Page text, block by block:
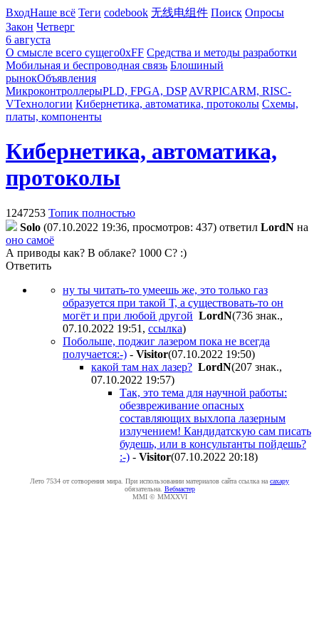
ВходНаше всё Теги codebook 无线电组件 Поиск Опросы
Закон Четверг
6 августа
О смысле всего сущего0xFF Средства и методы разработки
Мобильная и беспроводная связь Блошиный
рынокОбъявления
МикроконтроллерыPLD, FPGA, DSP AVRPICARM, RISC-
VТехнологии Кибернетика, автоматика, протоколы Схемы,
платы, компоненты
Кибернетика, автоматика,
протоколы
1247253 Топик полностью
Solo (07.10.2022 19:36, просмотров: 437) ответил LordN на
оно самоё
А приводы как? В облаке? 1000 С? :)
Ответить
ну ты читать-то умеешь же, это только газ
образуется при такой Т, а существовать-то он
могёт и при любой другой LordN(736 знак.,
07.10.2022 19:51 , ссылка)
Побольше, поджиг лазером пока не всегда
получается:-) - Visitor(07.10.2022 19:50)
какой там нах лазер? LordN(207 знак.,
07.10.2022 19:57)
Так, это тема для научной работы:
обезвреживание опасных
составляющих выхлопа лазерным
излучением! Кандидатскую сам писать
будешь, или в консультанты пойдешь?
:-) - Visitor(07.10.2022 20:18)
Лето 7534 от сотворения мира. При использовании материалов сайта ссылка на caxapу
обязательна. Вебмастер
MMI © MMXXVI